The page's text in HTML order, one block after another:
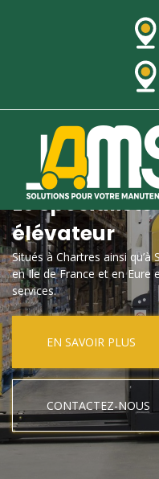
Le
élévateur
Situés à Chartres ainsi qu’à
en Ile de France et en
services.
EN SAVOIR PLUS
CONTACTEZ-NOUS